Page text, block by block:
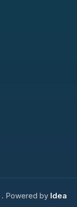
. Powered by Idea